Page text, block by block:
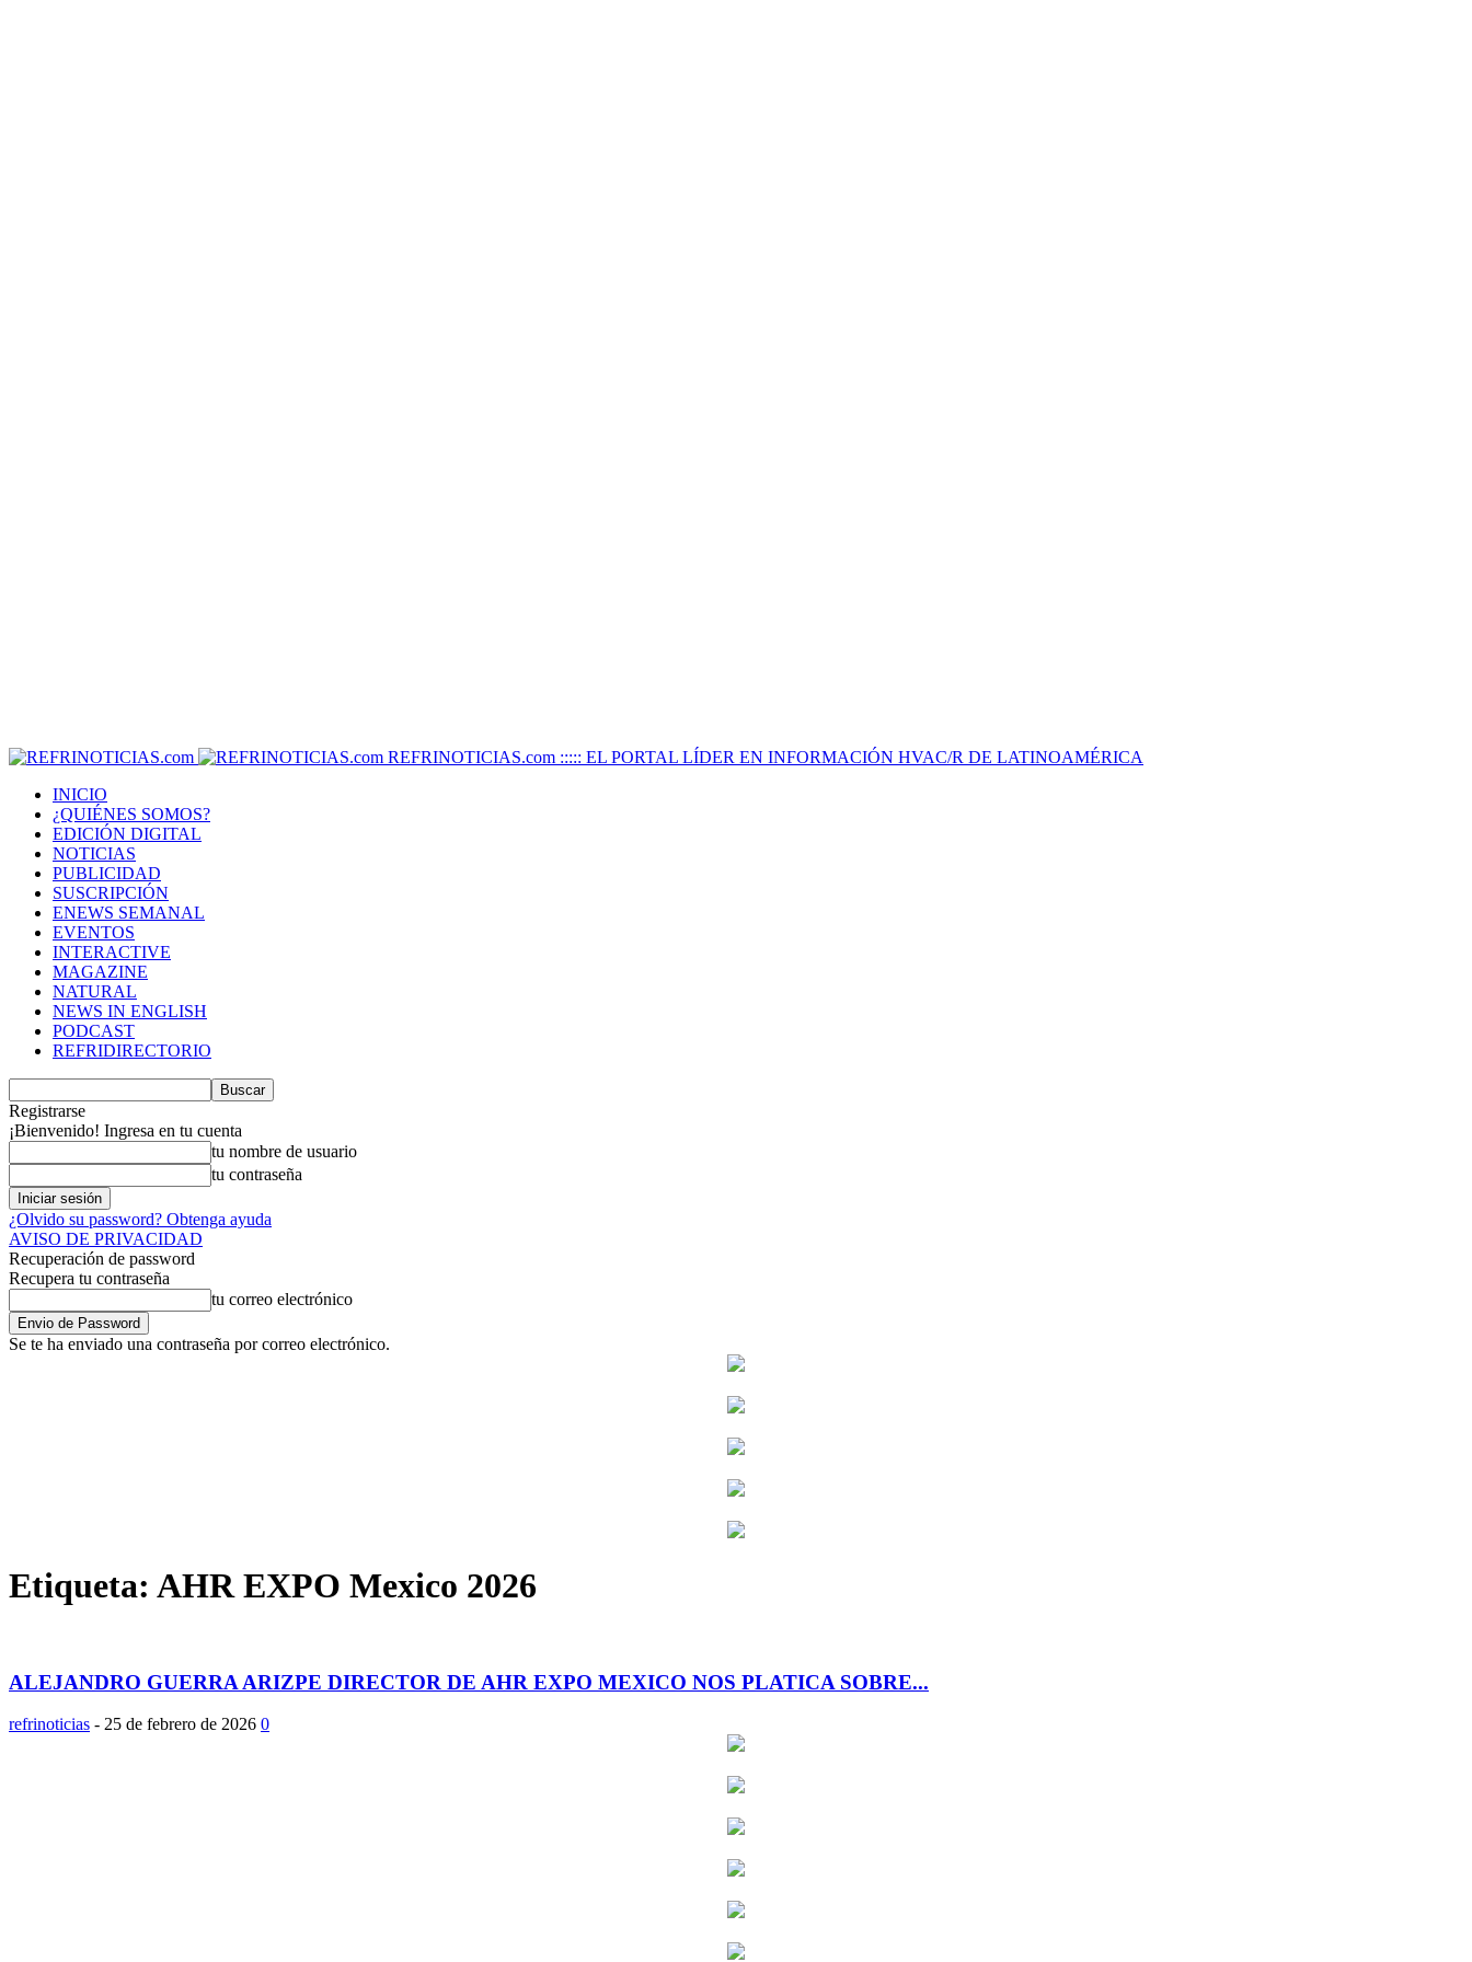
REFRINOTICIAS.com ::::: EL PORTAL LÍDER EN INFORMACIÓN HVAC/R DE LATINOAMÉRICA
INICIO
¿QUIÉNES SOMOS?
EDICIÓN DIGITAL
NOTICIAS
PUBLICIDAD
SUSCRIPCIÓN
ENEWS SEMANAL
EVENTOS
INTERACTIVE
MAGAZINE
NATURAL
NEWS IN ENGLISH
PODCAST
REFRIDIRECTORIO
Registrarse
¡Bienvenido! Ingresa en tu cuenta
tu nombre de usuario
tu contraseña
¿Olvido su password? Obtenga ayuda
AVISO DE PRIVACIDAD
Recuperación de password
Recupera tu contraseña
tu correo electrónico
Se te ha enviado una contraseña por correo electrónico.
Etiqueta: AHR EXPO Mexico 2026
ALEJANDRO GUERRA ARIZPE DIRECTOR DE AHR EXPO MEXICO NOS PLATICA SOBRE...
refrinoticias - 25 de febrero de 2026 0